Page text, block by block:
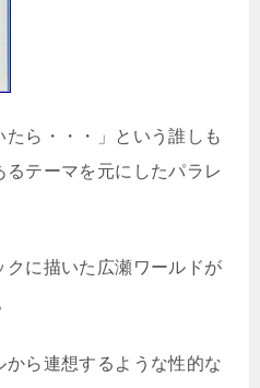
たら・・・」という誰しも
テーマを元にしたパラレ
に描いた広瀬ワールドが
から連想するような性的な